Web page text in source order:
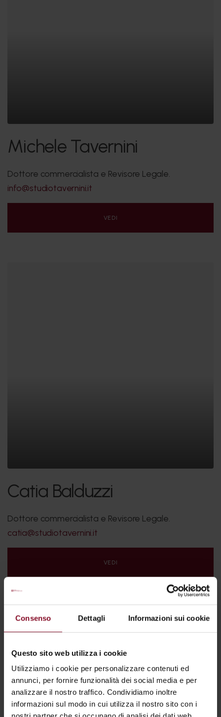
Consenso Dettagli Informazioni sui cookie
Questo sito web utilizza i cookie
Utilizziamo i cookie per personalizzare contenuti ed
annunci, per fornire funzionalità dei social media e per
analizzare il nostro traffico. Condividiamo inoltre
informazioni sul modo in cui utilizza il nostro sito con i
Michele Tavernini
Dottore commercialista e Revisore Legale.
info@studiotavernini.it
VEDI
Catia Balduzzi
Dottore commercialista e Revisore Legale.
catia@studiotavernini.it
VEDI